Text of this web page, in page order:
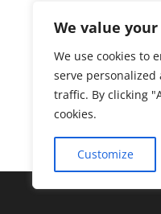
We value
We use cookies to
serve
traffic. By clicking
cookies.
Customize